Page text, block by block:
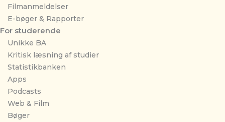
Filmanmeldelser
E-bøger & Rapporter
For studerende
Unikke BA
Kritisk læsning af studier
Statistikbanken
Apps
Podcasts
Web & Film
Bøger